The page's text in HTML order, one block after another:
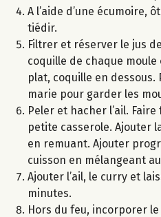
A l’aide d’une écumoire,
tiédir.
Filtrer et réserver le jus
coquille de chaque
plat, coquille en
marie pour garder les
Peler et hacher l’ail.
petite casserole. Ajouter
en remuant. Ajouter
cuisson en mélangeant
Ajouter l’ail, le curry et
minutes.
Hors du feu, incorporer